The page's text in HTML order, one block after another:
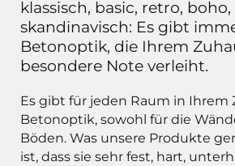
klassisch, basic, retro,
skandinavisch: Es gibt
Betonoptik, die Ihrem
besondere Note verleiht.
Es gibt für jeden Raum in Ihrem
Betonoptik, sowohl für die
Böden. Was unsere Produkte
ist, dass sie sehr fest, hart,